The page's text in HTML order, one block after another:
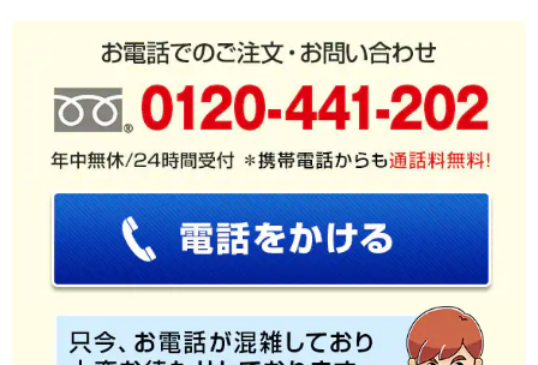
夏休みに孫が泊まりに来るので購入しました。孫に聞いたら冷
たくて気持ちが良いとのことでした！
（
兵庫県70代Y.F様
デザインも素敵！
ロマンス小杉さんの商品でデザインも素敵でした！とても肌触
りがよく涼やかで快適でした。洗濯しても快適さは変わりませ
（ 千葉県70代T.S様